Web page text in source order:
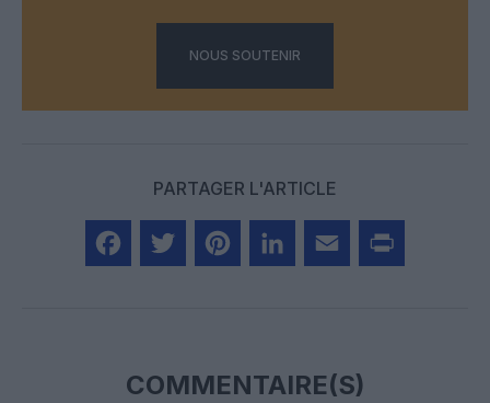
NOUS SOUTENIR
PARTAGER L'ARTICLE
COMMENTAIRE(S)